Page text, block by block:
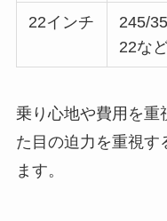
22インチ
245/
22な
乗り心地や費用を重
た目の迫力を重視す
ます。